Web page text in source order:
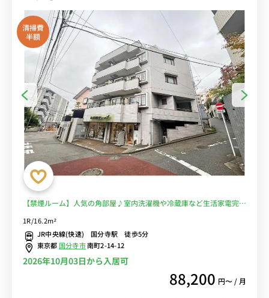
清掃費
半額
【禁煙ルーム】人気の角部屋♪室内洗濯機や冷蔵庫など生活家電完
東京学芸大学、東京農工大学まで徒歩通学■選べるWi-Fi格安レンタ
ル中！
1R/16.2m²
JR中央線(快速) 国分寺駅 徒歩5分
東京都 国分寺市南町2-14-12
2026年10月03日から入居可
88,200 円〜 / 月